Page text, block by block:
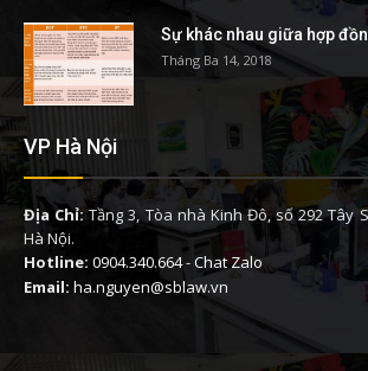
Sự khác nhau giữa hợp
Tháng Ba 14, 2018
VP Hà Nội
Địa Chỉ: Tầng 3, Tòa nhà Kinh Đô, số 292 Tây
Hà Nội.
Hotline: 0904.340.664-Chat Zalo
Email: ha.nguyen@sblaw.vn